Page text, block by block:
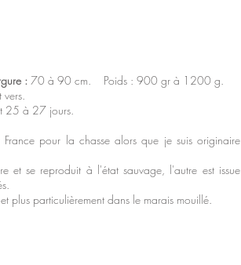
: 70 à 90 cm. Poids : 900 gr à 1200 g.
25 à 27 jours.
pour la chasse alors que je suis originaire
et se reproduit à l'état sauvage, l'autre est issue
plus particulièrement dans le marais mouillé.